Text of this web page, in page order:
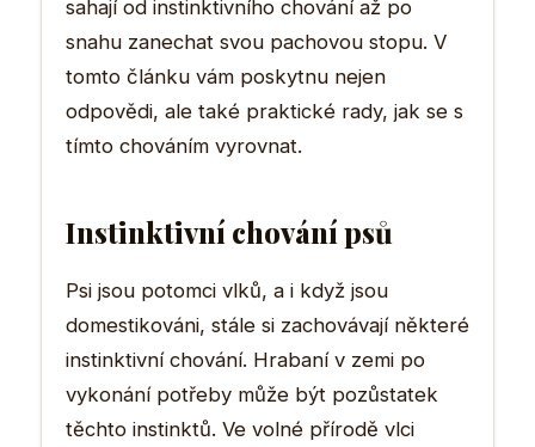
sahají od instinktivního chování až po
snahu zanechat svou pachovou stopu. V
tomto článku vám poskytnu nejen
odpovědi, ale také praktické rady, jak se s
tímto chováním vyrovnat.
Instinktivní chování psů
Psi jsou potomci vlků, a i když jsou
domestikováni, stále si zachovávají některé
instinktivní chování. Hrabaní v zemi po
vykonání potřeby může být pozůstatek
těchto instinktů. Ve volné přírodě vlci